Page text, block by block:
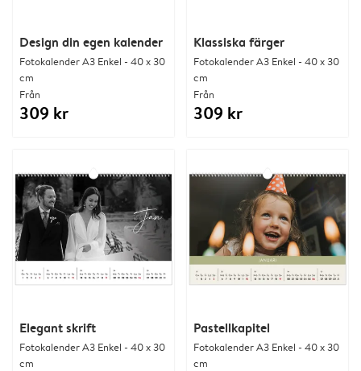
Design din egen kalender
Fotokalender A3 Enkel - 40 x 30
cm
Från
309 kr
Klassiska färger
Fotokalender A3 Enkel - 40 x 30
cm
Från
309 kr
Elegant skrift
Fotokalender A3 Enkel - 40 x 30
cm
Pastellkapitel
Fotokalender A3 Enkel - 40 x 30
cm